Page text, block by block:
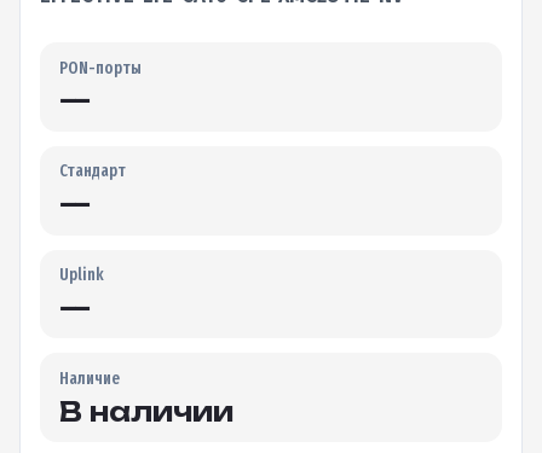
PON-порты
—
Стандарт
—
Uplink
—
Наличие
В наличии